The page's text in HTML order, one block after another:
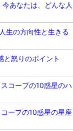
今あなたは、どんな人
生の方向性と生きる
と怒りのポイント
コープの10惑星のハ
ープの10惑星の星座